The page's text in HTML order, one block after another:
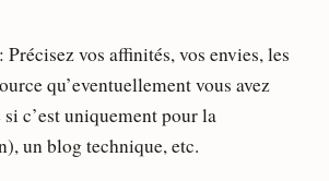
vos affinités, vos envies, les
qu’eventuellement vous avez
c’est uniquement pour la
un blog technique, etc.